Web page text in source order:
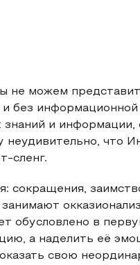
не можем
без
и информации,
что
сленг.
обусловлено в
а наделить её
свою